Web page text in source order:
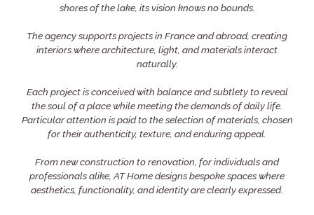
shores of the lake, its vision knows no bounds.
The agency supports projects in France and abroad, creating
interiors where architecture, light, and materials interact
naturally.
Each project is conceived with balance and subtlety to reveal
the soul of a place while meeting the demands of daily life.
Particular attention is paid to the selection of materials, chosen
for their authenticity, texture, and enduring appeal.
From new construction to renovation, for individuals and
professionals alike, AT Home designs bespoke spaces where
aesthetics, functionality, and identity are clearly expressed.